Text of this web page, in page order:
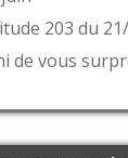
203 du
de vous